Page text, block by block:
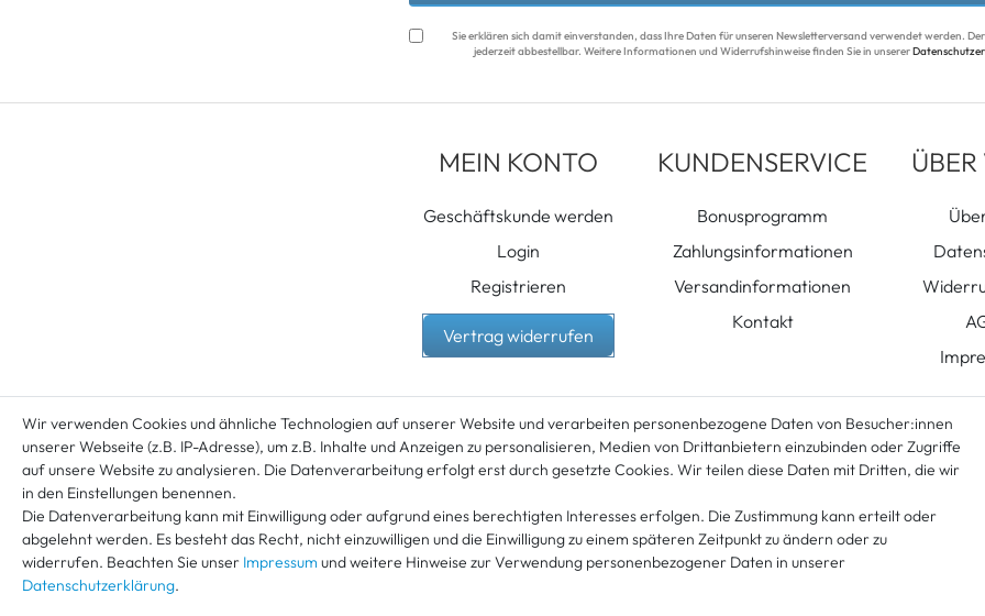
Sie erklären sich damit ein­ver­standen, dass Ihre Da­ten für unseren News­letter­versand ver­wen­det werden.
jeder­zeit ab­bestell­bar. Weitere Infor­mationen und Wider­rufshin­weise finden Sie in unserer
MEIN KONTO
Geschäftskunde werden
Login
Registrieren
Vertrag widerrufen
KUNDENSERVICE
Bonusprogramm
Zahlungsinformationen
Versandinformationen
Kontakt
Alle angegeben Preise inkl. MwSt. zzgl. Versandkosten . Kostenloser Versand innerhalb
© 2026 / Alle Rechte vorbehalten /powered bycreateyourtemplate
Wir verwenden Cookies und ähnliche Technologien auf unserer Website und verarbeiten personenbezogene Daten von Besucher:innen
unserer Webseite (z.B. IP-Adresse), um z.B. Inhalte und Anzeigen zu personalisieren, Medien von Drittanbietern einzubinden oder Zugriffe
auf unsere Website zu analysieren. Die Datenverarbeitung erfolgt erst durch gesetzte Cookies. Wir teilen diese Daten mit Dritten, die wir
in den Einstellungen benennen.
Die Datenverarbeitung kann mit Einwilligung oder aufgrund eines berechtigten Interesses erfolgen. Die Zustimmung kann erteilt oder
abgelehnt werden. Es besteht das Recht, nicht einzuwilligen und die Einwilligung zu einem späteren Zeitpunkt zu ändern oder zu
widerrufen. Beachten Sie unser Impressum und weitere Hinweise zur Verwendung personenbezogener Daten in unserer
Datenschutzerklärung.